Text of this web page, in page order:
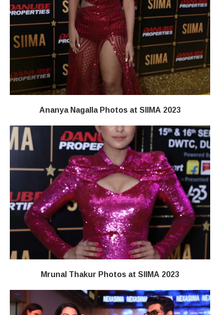
Ananya Nagalla Photos at SIIMA 2023
Mrunal Thakur Photos at SIIMA 2023